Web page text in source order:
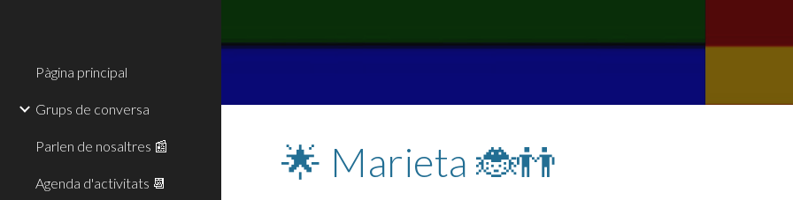
Pàgina principal
Grups de conversa
Parlen de nosaltres 📰
Agenda d'activitats 📆 🌟 Marieta 🐞👬